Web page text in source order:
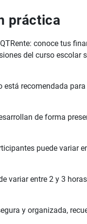
práctica
conoce tus
del curso escolar
está recomendada
de forma
puede variar
variar entre 2 y 3
y organizada,